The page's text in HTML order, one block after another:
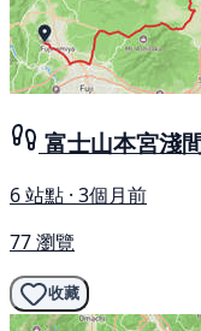
富士山本宮淺
6 站點 · 3個月前
77 瀏覽
收藏